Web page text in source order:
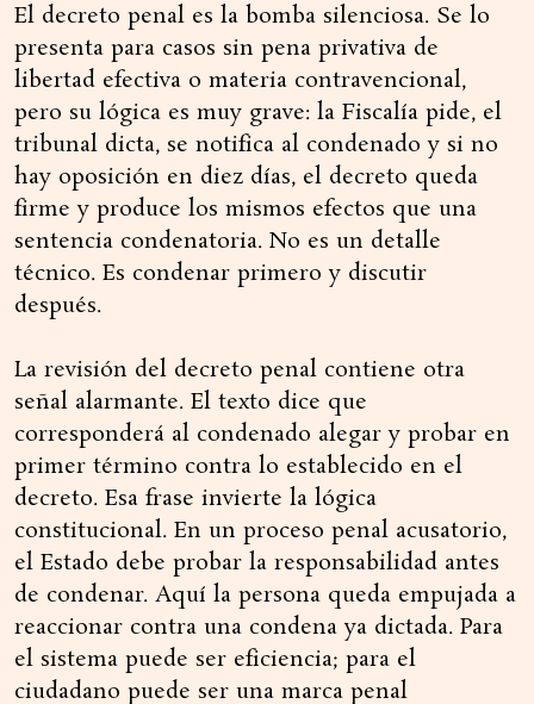
El decreto penal es la bomba silenciosa. Se lo
presenta para casos sin pena privativa de
libertad efectiva o materia contravencional,
pero su lógica es muy grave: la Fiscalía pide, el
tribunal dicta, se notifica al condenado y si no
hay oposición en diez días, el decreto queda
firme y produce los mismos efectos que una
sentencia condenatoria. No es un detalle
técnico. Es condenar primero y discutir
después.
La revisión del decreto penal contiene otra
señal alarmante. El texto dice que
corresponderá al condenado alegar y probar en
primer término contra lo establecido en el
decreto. Esa frase invierte la lógica
constitucional. En un proceso penal acusatorio,
el Estado debe probar la responsabilidad antes
de condenar. Aquí la persona queda empujada a
reaccionar contra una condena ya dictada. Para
el sistema puede ser eficiencia; para el
ciudadano puede ser una marca penal